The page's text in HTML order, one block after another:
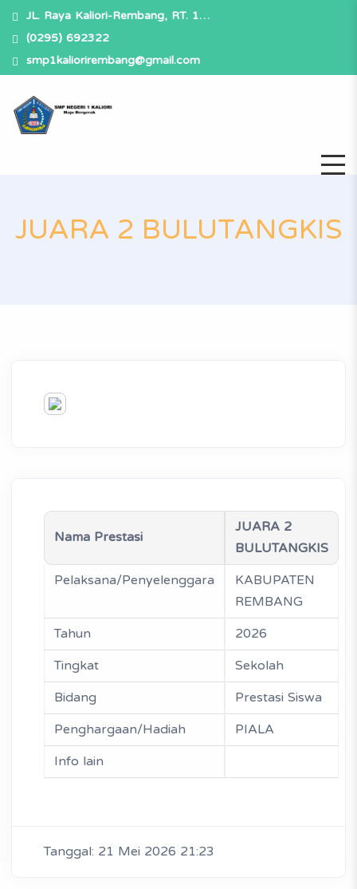
JL. Raya Kaliori-Rembang, RT. 1…
(0295) 692322
smp1kaliorirembang@gmail.com
JUARA 2 BULUTANGKIS
Nama Prestasi
JUARA 2
BULUTANGKIS
Pelaksana/Penyelenggara
KABUPATEN
REMBANG
Tahun
2026
Tingkat
Sekolah
Bidang
Prestasi Siswa
Penghargaan/Hadiah
PIALA
Info lain
Tanggal: 21 Mei 2026 21:23